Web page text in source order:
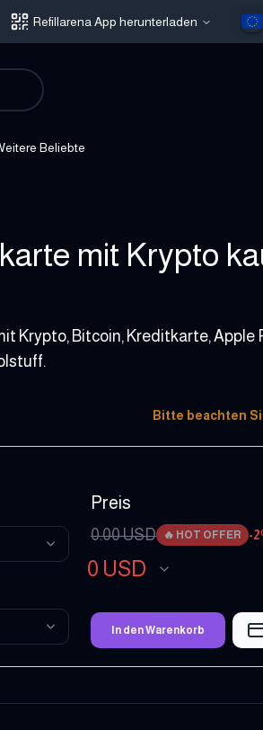
Refillarena App herunterladen
Beliebte
mit Krypto
Krypto, Bitcoin, Kreditkarte, Apple
Bitte beachten
Preis
0.00USD 🔥 HOT OFFER -2
0 USD
In den Warenkorb